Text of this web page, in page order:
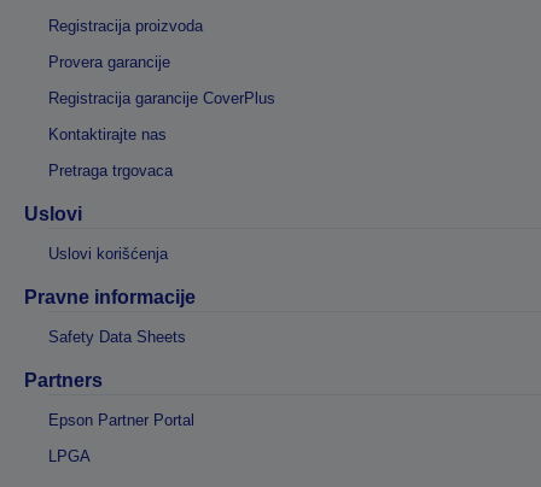
Registracija proizvoda
Provera garancije
Registracija garancije CoverPlus
Kontaktirajte nas
Pretraga trgovaca
Uslovi
Uslovi korišćenja
Pravne informacije
Safety Data Sheets
Partners
Epson Partner Portal
LPGA